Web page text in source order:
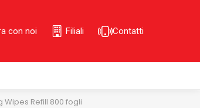
con noi Filiali Contatti
Wipes Refill 800 fogli